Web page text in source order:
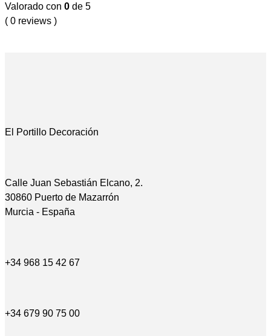
Valorado con 0 de 5
( 0 reviews )
El Portillo Decoración
Calle Juan Sebastián Elcano, 2.
30860 Puerto de Mazarrón
Murcia - España
+34 968 15 42 67
+34 679 90 75 00